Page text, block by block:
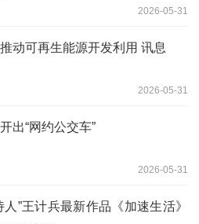
2026-05-31
动可再生能源开发利用 讯息
2026-05-31
出“网约公交车”
2026-05-31
人”王计兵最新作品《加速生活》